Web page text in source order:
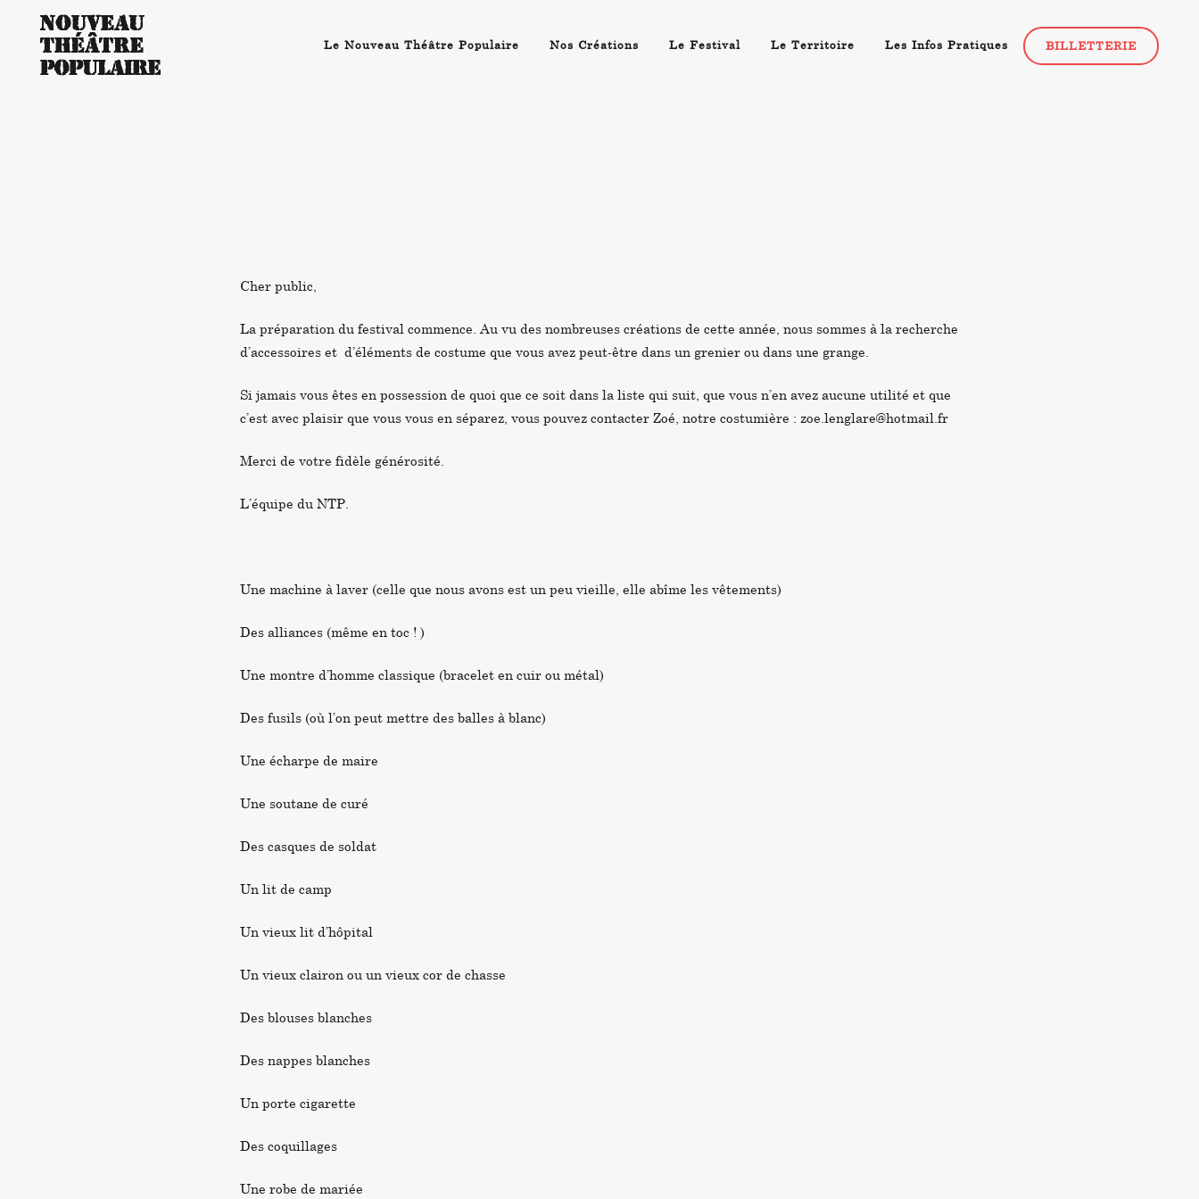
Le Nouveau Théâtre Populaire Nos Créations Le Festival Le Territoire Les Infos Pratiques BILLETTERIE
Cher public,
La préparation du festival commence. Au vu des nombreuses créations de cette année, nous sommes à la recherche
d’accessoires et d’éléments de costume que vous avez peut-être dans un grenier ou dans une grange.
Si jamais vous êtes en possession de quoi que ce soit dans la liste qui suit, que vous n’en avez aucune utilité et que
c’est avec plaisir que vous vous en séparez, vous pouvez contacter Zoé, notre costumière : zoe.lenglare@hotmail.fr
Merci de votre fidèle générosité.
L’équipe du NTP.
Une machine à laver (celle que nous avons est un peu vieille, elle abîme les vêtements)
Des alliances (même en toc ! )
Une montre d’homme classique (bracelet en cuir ou métal)
Des fusils (où l’on peut mettre des balles à blanc)
Une écharpe de maire
Une soutane de curé
Des casques de soldat
Un lit de camp
Un vieux lit d’hôpital
Un vieux clairon ou un vieux cor de chasse
Des blouses blanches
Des nappes blanches
Un porte cigarette
Des coquillages
Une robe de mariée